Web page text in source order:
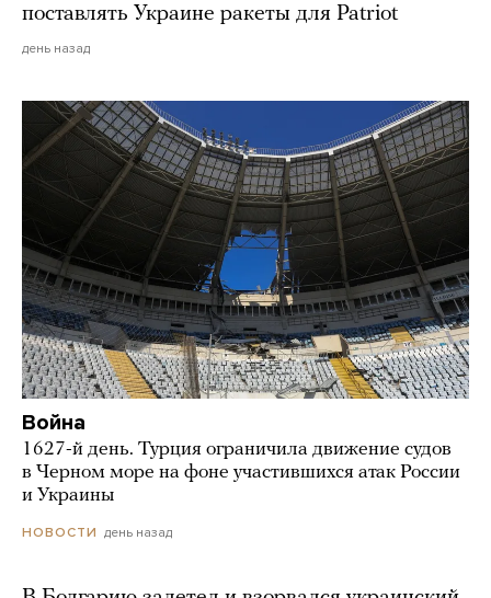
поставлять Украине ракеты для Patriot
день назад
Война
1627-й день. Турция ограничила движение судов
в Черном море на фоне участившихся атак России
и Украины
НОВОСТИ день назад